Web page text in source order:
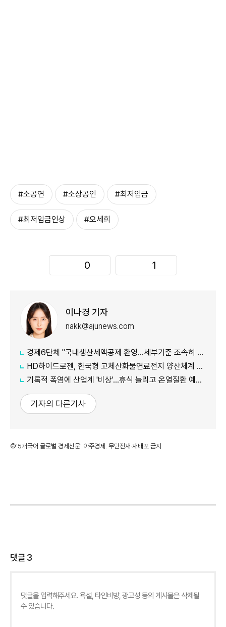
#소공연 #소상공인 #최저임금
#최저임금인상 #오세희
0 1
이나경 기자
nakk@ajunews.com
경제6단체 "국내생산세액공제 환영…세부기준 조속히 마련해야"
HD하이드로젠, 한국형 고체산화물연료전지 양산체계 구축
기록적 폭염에 산업계 '비상'…휴식 늘리고 온열질환 예방 총력
기자의 다른기사
©'5개국어 글로벌 경제신문' 아주경제. 무단전재·재배포 금지
댓글3